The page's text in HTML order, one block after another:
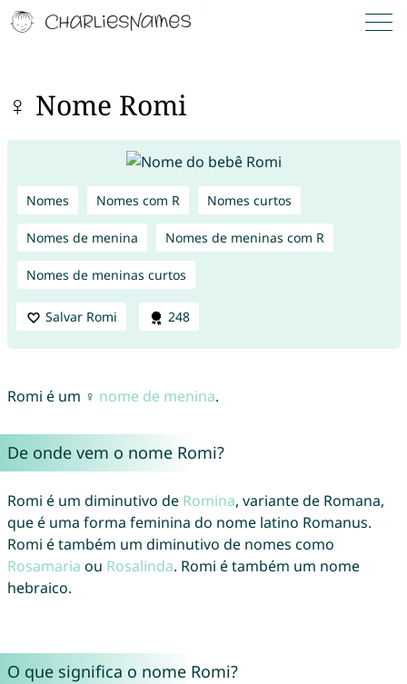
♀ Nome Romi
Nomes Nomes com R Nomes curtos
Nomes de menina Nomes de meninas com R
Nomes de meninas curtos
Salvar Romi 248
Romi é um ♀ nome de menina.
De onde vem o nome Romi?
Romi é um diminutivo de Romina, variante de Romana,
que é uma forma feminina do nome latino Romanus.
Romi é também um diminutivo de nomes como
Rosamaria ou Rosalinda. Romi é também um nome
hebraico.
O que significa o nome Romi?